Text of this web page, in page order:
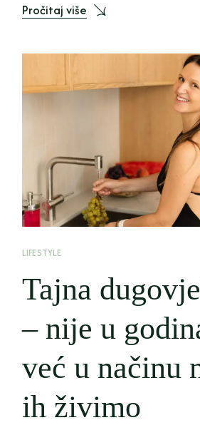
Pročitaj više
LIFESTYLE
Tajna
– nije u
već u načinu
ih živimo